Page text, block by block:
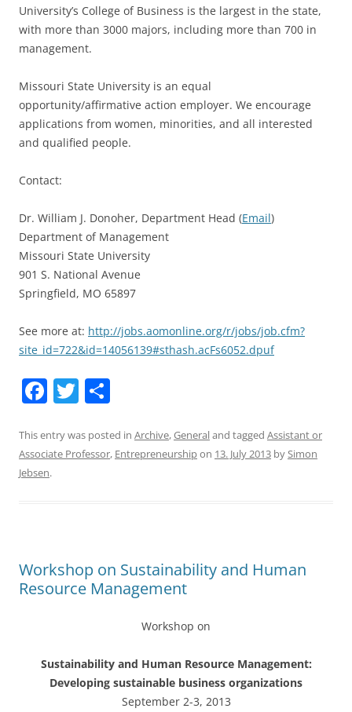
University’s College of Business is the largest in the state,
with more than 3000 majors, including more than 700 in
management.
Missouri State University is an equal
opportunity/affirmative action employer. We encourage
applications from women, minorities, and all interested
and qualified people.
Contact:
Dr. William J. Donoher, Department Head (Email)
Department of Management
Missouri State University
901 S. National Avenue
Springfield, MO 65897
See more at: http://jobs.aomonline.org/r/jobs/job.cfm?
site_id=722&id=14056139#sthash.acFs6052.dpuf
F
c
e
k
T
itt
er
ar
e
This entry was posted in Archive,Generaland tagged Assistant or
Associate Professor, Entrepreneurshipon 13. July 2013 bySimon
Jebsen.
Workshop on Sustainability and Human
Resource Management
Workshop on
Sustainability and Human Resource Management:
Developing sustainable business organizations
September 2-3, 2013